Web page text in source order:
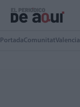
PortadaComunitatValencia